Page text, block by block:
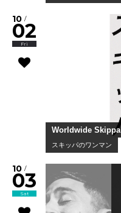
10 /
02
Fri
Worldwide Skippa
スキッパのワンマン
10 /
03
Sat